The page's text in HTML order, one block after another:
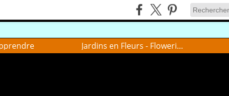
Jardins en Fleurs - Flowering gardens